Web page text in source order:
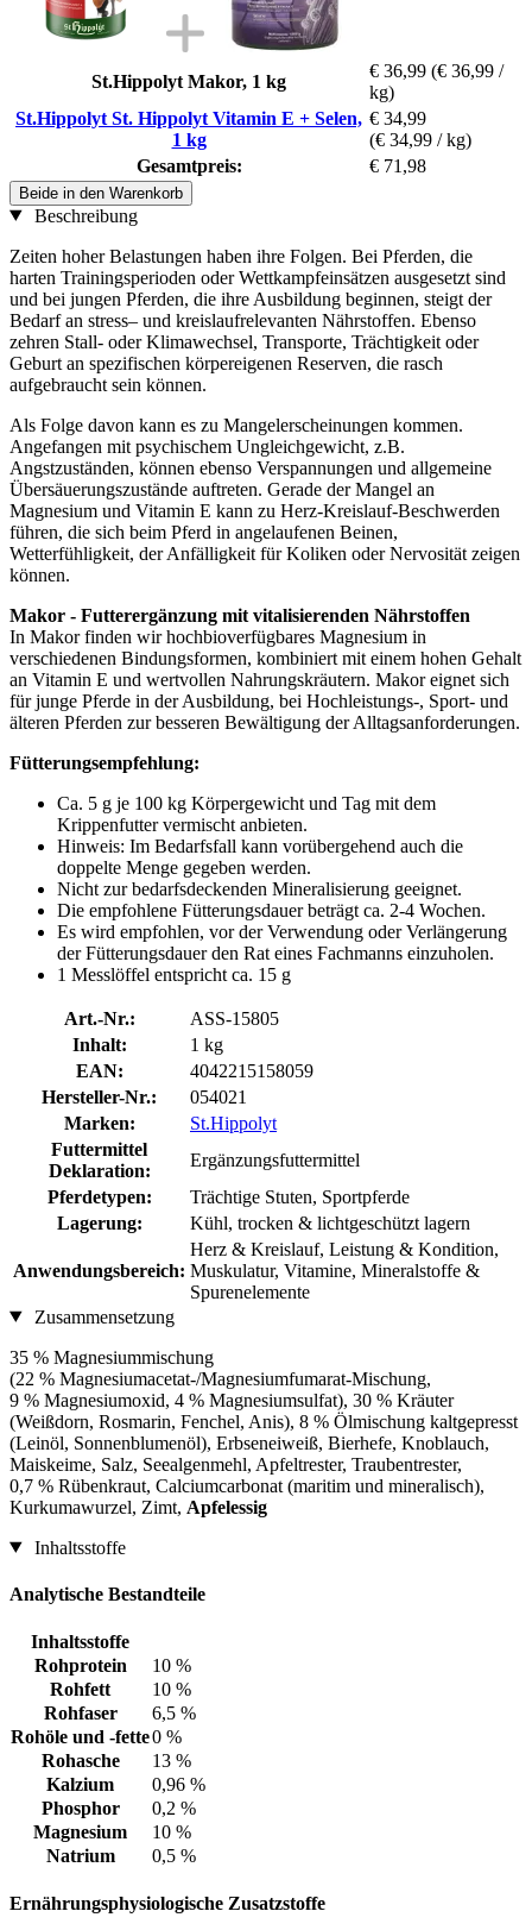
St.Hippolyt Makor, 1 kg
€ 36,99 (€ 36,99 /
kg)
St.Hippolyt St. Hippolyt Vitamin E + Selen,
1 kg
€ 34,99
(€ 34,99 / kg)
Gesamtpreis:
€ 71,98
Beide in den Warenkorb
Beschreibung
Zeiten hoher Belastungen haben ihre Folgen. Bei Pferden, die
harten Trainingsperioden oder Wettkampfeinsätzen ausgesetzt sind
und bei jungen Pferden, die ihre Ausbildung beginnen, steigt der
Bedarf an stress– und kreislaufrelevanten Nährstoffen. Ebenso
zehren Stall- oder Klimawechsel, Transporte, Trächtigkeit oder
Geburt an spezifischen körpereigenen Reserven, die rasch
aufgebraucht sein können.
Als Folge davon kann es zu Mangelerscheinungen kommen.
Angefangen mit psychischem Ungleichgewicht, z.B.
Angstzuständen, können ebenso Verspannungen und allgemeine
Übersäuerungszustände auftreten. Gerade der Mangel an
Magnesium und Vitamin E kann zu Herz-Kreislauf-Beschwerden
führen, die sich beim Pferd in angelaufenen Beinen,
Wetterfühligkeit, der Anfälligkeit für Koliken oder Nervosität zeigen
können.
Makor - Futterergänzung mit vitalisierenden Nährstoffen
In Makor finden wir hochbioverfügbares Magnesium in
verschiedenen Bindungsformen, kombiniert mit einem hohen Gehalt
an Vitamin E und wertvollen Nahrungskräutern. Makor eignet sich
für junge Pferde in der Ausbildung, bei Hochleistungs-, Sport- und
älteren Pferden zur besseren Bewältigung der Alltagsanforderungen.
Fütterungsempfehlung:
Ca. 5 g je 100 kg Körpergewicht und Tag mit dem
Krippenfutter vermischt anbieten.
Hinweis: Im Bedarfsfall kann vorübergehend auch die
doppelte Menge gegeben werden.
Nicht zur bedarfsdeckenden Mineralisierung geeignet.
Die empfohlene Fütterungsdauer beträgt ca. 2-4 Wochen.
Es wird empfohlen, vor der Verwendung oder Verlängerung
der Fütterungsdauer den Rat eines Fachmanns einzuholen.
1 Messlöffel entspricht ca. 15 g
Art.-Nr.:
ASS-15805
Inhalt:
1 kg
EAN:
4042215158059
Hersteller-Nr.:
054021
Marken:
St.Hippolyt
Futtermittel
Deklaration:
Ergänzungsfuttermittel
Pferdetypen:
Trächtige Stuten, Sportpferde
Lagerung:
Kühl, trocken & lichtgeschützt lagern
Anwendungsbereich:
Herz & Kreislauf, Leistung & Kondition,
Muskulatur, Vitamine, Mineralstoffe &
Spurenelemente
Zusammensetzung
35 % Magnesiummischung
(22 % Magnesiumacetat-/Magnesiumfumarat-Mischung,
9 % Magnesiumoxid, 4 % Magnesiumsulfat), 30 % Kräuter
(Weißdorn, Rosmarin, Fenchel, Anis), 8 % Ölmischung kaltgepresst
(Leinöl, Sonnenblumenöl), Erbseneiweiß, Bierhefe, Knoblauch,
Maiskeime, Salz, Seealgenmehl, Apfeltrester, Traubentrester,
0,7 % Rübenkraut, Calciumcarbonat (maritim und mineralisch),
Kurkumawurzel, Zimt, Apfelessig
Inhaltsstoffe
Analytische Bestandteile
Inhaltsstoffe
Rohprotein
10 %
Rohfett
10 %
Rohfaser
6,5 %
Rohöle und -fette0 %
Rohasche
13 %
Kalzium
0,96 %
Phosphor
0,2 %
Magnesium
10 %
Natrium
0,5 %
Ernährungsphysiologische Zusatzstoffe